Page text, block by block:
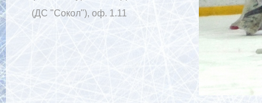
(ДС "Сокол"), оф. 1.11